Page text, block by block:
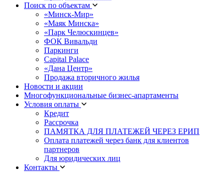
Поиск по объектам
«Минск-Мир»
«Маяк Минска»
«Парк Челюскинцев»
ФОК Вивальди
Паркинги
Capital Palace
«Дана Центр»
Продажа вторичного жилья
Новости и акции
Многофункциональные бизнес-апартаменты
Условия оплаты
Кредит
Рассрочка
ПАМЯТКА ДЛЯ ПЛАТЕЖЕЙ ЧЕРЕЗ ЕРИП
Оплата платежей через банк для клиентов
партнеров
Для юридических лиц
Контакты